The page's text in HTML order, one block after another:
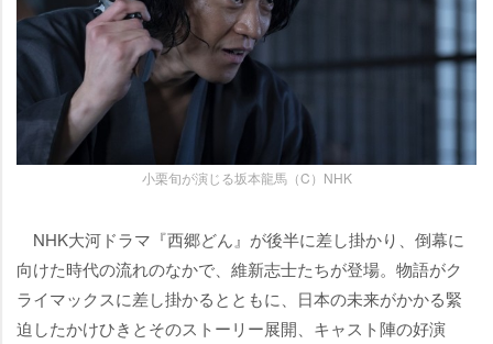
小栗旬が演じる坂本龍馬（C）NHK
NHK大河ドラマ『西郷どん』が後半に差し掛かり、倒幕に
向けた時代の流れのなかで、維新志士たちが登場。物語がク
ライマックスに差し掛かるとともに、日本の未来がかかる緊
迫したかけひきとそのストーリー展開、キャスト陣の好演